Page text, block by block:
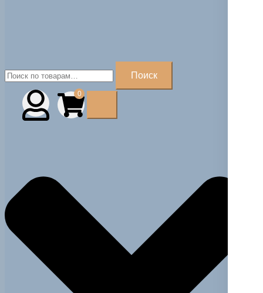
Искать:
Поиск
0